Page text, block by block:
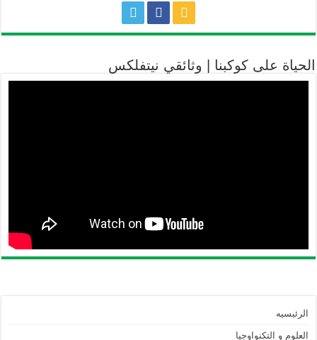
الحياة على كوكبنا | وثائقي نيتفلكس
الرئيسيه
العلوم و التكنواوجيا